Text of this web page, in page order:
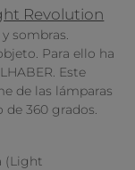
Revolution
sombras.
Para ello ha
Este
de las lámparas
360 grados.
(Light